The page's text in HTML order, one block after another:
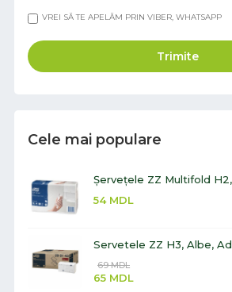
VREI SĂ TE APELĂM PRIN VIBER, WHATSAPP
Trimite
Cele mai populare
Șervețele ZZ Multifold
54 MDL
Servetele ZZ H3, Albe,
69MDL
65 MDL